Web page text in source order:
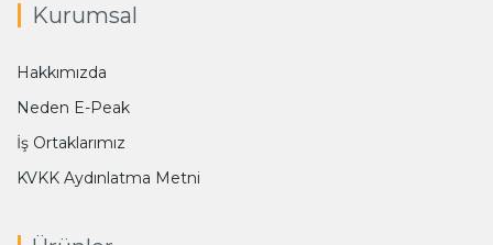
Kurumsal
Hakkımızda
Neden E-Peak
İş Ortaklarımız
KVKK Aydınlatma Metni